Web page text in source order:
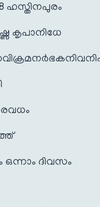
ഹസ്തിനപുരം
കൃപാനിധേ
ഒന്നാം ദിവസം